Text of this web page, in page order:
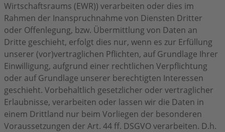
Wirtschaftsraums (EWR)) verarbeiten oder dies im
Rahmen der Inanspruchnahme von Diensten Dritter
oder Offenlegung, bzw. Übermittlung von Daten an
Dritte geschieht, erfolgt dies nur, wenn es zur Erfüllung
unserer (vor)vertraglichen Pflichten, auf Grundlage Ihrer
Einwilligung, aufgrund einer rechtlichen Verpflichtung
oder auf Grundlage unserer berechtigten Interessen
geschieht. Vorbehaltlich gesetzlicher oder vertraglicher
Erlaubnisse, verarbeiten oder lassen wir die Daten in
einem Drittland nur beim Vorliegen der besonderen
Voraussetzungen der Art. 44 ff. DSGVO verarbeiten. D.h.